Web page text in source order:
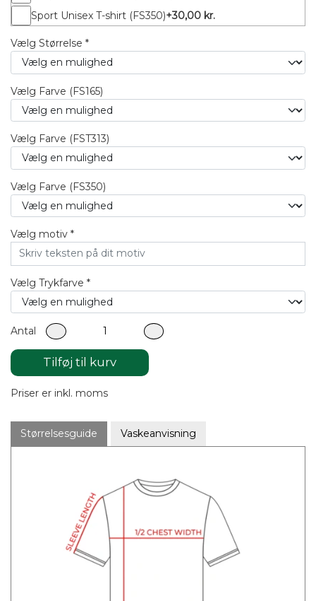
Sport Unisex T-shirt (FS350)+30,00 kr.
Vælg Størrelse *
Vælg Farve (FS165)
Vælg Farve (FST313)
Vælg Farve (FS350)
Vælg motiv *
Vælg Trykfarve *
Antal
Tilføj til kurv
Priser er inkl. moms
Størrelsesguide Vaskeanvisning